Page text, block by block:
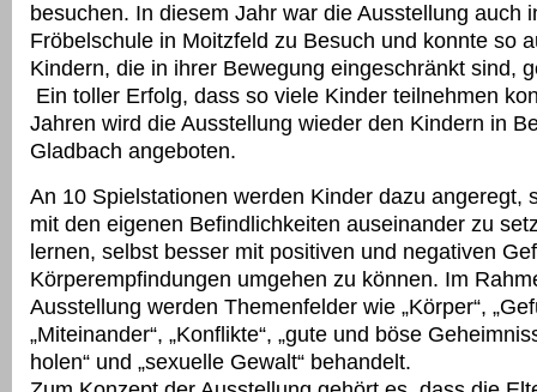
besuchen. In diesem Jahr war die Ausstellung auch
Fröbelschule in Moitzfeld zu Besuch und konnte so
Kindern, die in ihrer Bewegung eingeschränkt sind,
Ein toller Erfolg, dass so viele Kinder teilnehmen
Jahren wird die Ausstellung wieder den Kindern in
Gladbach angeboten.
An 10 Spielstationen werden Kinder dazu angeregt,
mit den eigenen Befindlichkeiten auseinander zu
lernen, selbst besser mit positiven und negativen
Körperempfindungen umgehen zu können. Im
Ausstellung werden Themenfelder wie „Körper“,
„Miteinander“, „Konflikte“, „gute und böse
holen“ und „sexuelle Gewalt“ behandelt.